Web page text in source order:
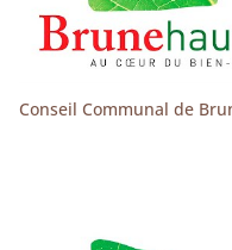
Conseil Communal de